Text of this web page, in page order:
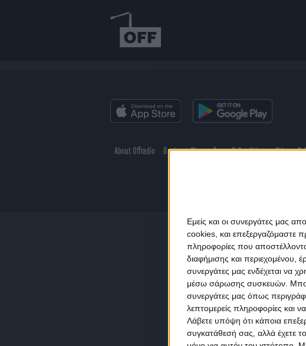
Εμείς και οι συνεργάτες μας
cookies, και επεξεργαζόμαστε
πληροφορίες που
διαφήμισης και περιεχομένου,
συνεργάτες μας ενδέχεται να
μέσω σάρωσης συσκευών.
συνεργάτες μας όπως
λεπτομερείς πληροφορίες και
Λάβετε υπόψη ότι κάποια
συγκατάθεσή σας, αλλά έχετε
About Offradio Business Class Terms & Conditions Privacy